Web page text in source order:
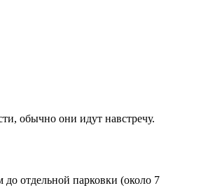
обычно они идут навстречу.
отдельной парковки (около 7